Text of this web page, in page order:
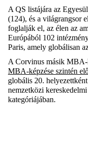
A QS listájára az
(124), és a világrangsor
foglalják el, az élen az
Európából 102
Paris, amely globálisan
A Corvinus másik MBA-
MBA-képzése szintén
globális 20.
nemzetközi
kategóriájában.